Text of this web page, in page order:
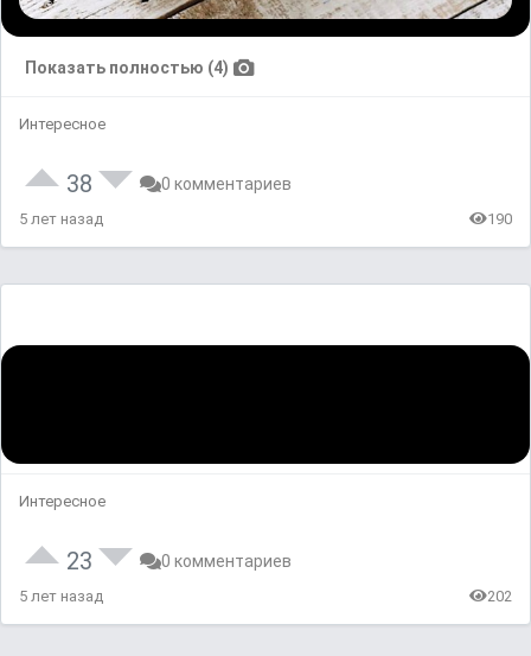
Показать полностью (4)
Интересное
38 0 комментариев
5 лет назад 190
Интересное
23 0 комментариев
5 лет назад 202